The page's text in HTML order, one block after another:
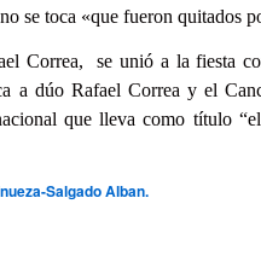
se toca «que fueron quitados
Correa, se unió a la fiesta
a dúo Rafael Correa y el
que lleva como título
Salgado Alban.